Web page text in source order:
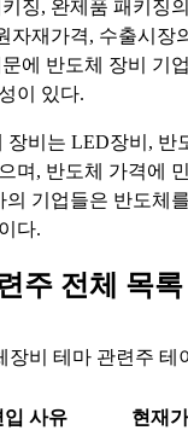
징, 완제품 패키징
자재가격, 수출시장
에 반도체 장비 기
이 있다.
장비는 LED장비, 반
며, 반도체 가격에
의 기업들은 반도체
다.
주 전체 목록
장비 테마 관련주 테
입 사유 현재가